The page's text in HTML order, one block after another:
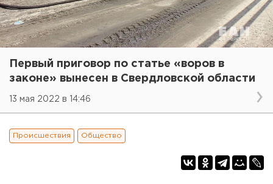
Первый приговор по статье «воров в
законе» вынесен в Свердловской области
13 мая 2022 в 14:46
Происшествия Общество